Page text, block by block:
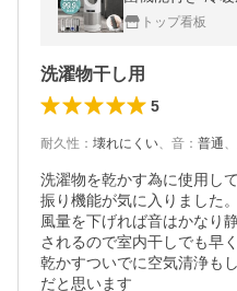
風量調節 羽なし 自
r-uvトップ看板
洗濯物干し用
5
耐久性 ： 壊れにくい、 音 ： 普通、
洗濯物を乾かす為に使用し
振り機能が気に入りました。
風量を下げれば音はかなり
されるので室内干しでも早
乾かすついでに空気清浄も
だと思います